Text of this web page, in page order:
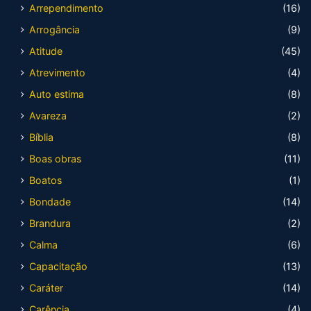
Arrependimento
(16)
Arrogância
(9)
Atitude
(45)
Atrevimento
(4)
Auto estima
(8)
Avareza
(2)
Bíblia
(8)
Boas obras
(11)
Boatos
(1)
Bondade
(14)
Brandura
(2)
Calma
(6)
Capacitação
(13)
Caráter
(14)